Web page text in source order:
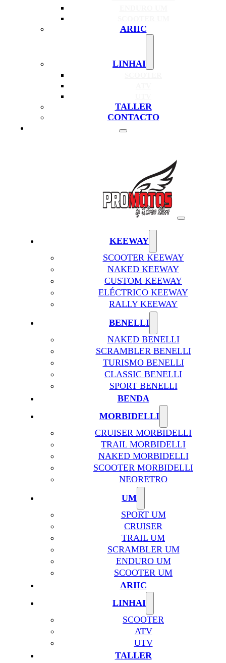
ARIIC
LINHAI
TALLER
CONTACTO
KEEWAY
SCOOTER KEEWAY
NAKED KEEWAY
CUSTOM KEEWAY
ELÉCTRICO KEEWAY
RALLY KEEWAY
BENELLI
NAKED BENELLI
SCRAMBLER BENELLI
TURISMO BENELLI
CLASSIC BENELLI
SPORT BENELLI
BENDA
MORBIDELLI
CRUISER MORBIDELLI
TRAIL MORBIDELLI
NAKED MORBIDELLI
SCOOTER MORBIDELLI
NEORETRO
UM
SPORT UM
CRUISER
TRAIL UM
SCRAMBLER UM
ENDURO UM
SCOOTER UM
ARIIC
LINHAI
SCOOTER
ATV
UTV
TALLER